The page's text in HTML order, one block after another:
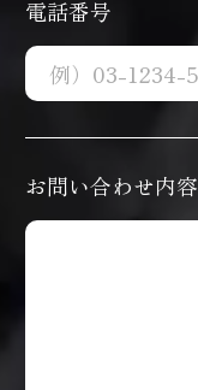
電話番号
お問い合わせ内容